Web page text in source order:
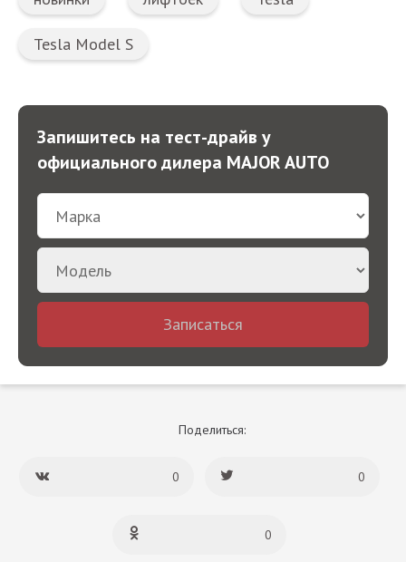
Tesla Model S
Запишитесь на тест-драйв у
официального дилера MAJOR AUTO
Записаться
Поделиться:
0 0
0